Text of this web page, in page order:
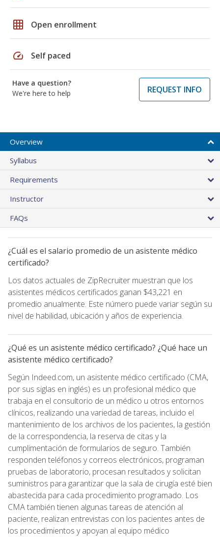
grid_on Open enrollment
speed Self paced
Have a question?
We're here to help
REQUEST INFO
Overview
Syllabus
Requirements
Instructor
FAQs
¿Cuál es el salario promedio de un asistente médico
certificado?
Los datos actuales de ZipRecruiter muestran que los
asistentes médicos certificados ganan $43,221 en
promedio anualmente. Este número puede variar según su
nivel de habilidad, ubicación y años de experiencia.
¿Qué es un asistente médico certificado? ¿Qué hace un
asistente médico certificado?
Según Indeed.com, un asistente médico certificado (CMA,
por sus siglas en inglés) es un profesional médico que
trabaja en el consultorio de un médico u otros entornos
clínicos, realizando una variedad de tareas, incluido el
mantenimiento de los archivos de los pacientes, la gestión
de la correspondencia, la reserva de citas y la
cumplimentación de formularios de seguro. También
responden teléfonos y correos electrónicos, programan
pruebas de laboratorio, procesan resultados y solicitan
suministros para garantizar que la sala de cirugía esté bien
abastecida para cada procedimiento programado. Los
CMA también tienen algunas tareas de atención al
paciente, realizan entrevistas con los pacientes antes de
los procedimientos y apoyan al equipo médico